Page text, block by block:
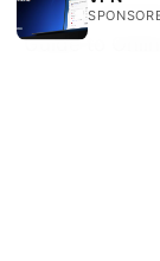
Vpn for
Guide to